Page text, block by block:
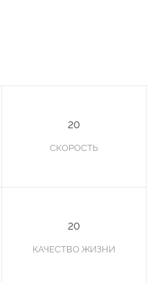
20
СКОРОСТЬ
20
КАЧЕСТВО ЖИЗНИ